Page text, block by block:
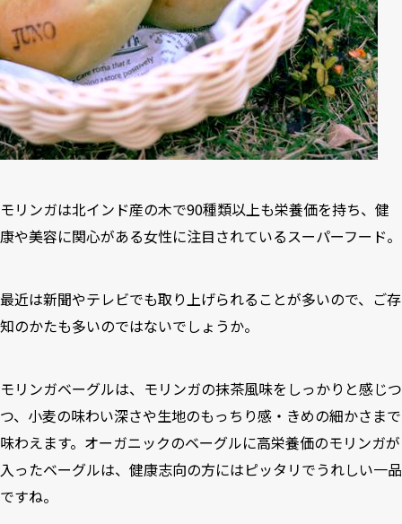
モリンガは北インド産の木で90種類以上も栄養価を持ち、健
康や美容に関心がある女性に注目されているスーパーフード。
最近は新聞やテレビでも取り上げられることが多いので、ご存
知のかたも多いのではないでしょうか。
モリンガベーグルは、モリンガの抹茶風味をしっかりと感じつ
つ、小麦の味わい深さや生地のもっちり感・きめの細かさまで
味わえます。オーガニックのベーグルに高栄養価のモリンガが
入ったベーグルは、健康志向の方にはピッタリでうれしい一品
ですね。